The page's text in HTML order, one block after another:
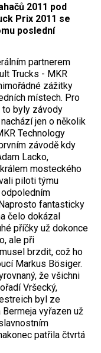
2011 pod
Prix 2011 se
poslední
partnerem
Trucks - MKR
zážitky
místech. Pro
to byly závody
jen o několik
Technology
závodě kdy
Lacko,
mosteckého
piloti týmu
odpoledním
fantasticky
čelo dokázal
příčky už dokonce
ale při
brzdit, což ho
Markus Bösiger.
že všichni
Vršecký,
byl ze
vyřazen už
patřila čtvrtá